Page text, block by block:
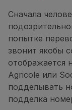
Сначала
попытке
звонит якобы
отображается
Agricole или
подделывать
подделка